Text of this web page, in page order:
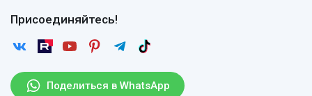
Поделиться в WhatsApp
Присоединяйтесь!
Отзывы
Статьи
Рассылка
Возврат
Пользовательское соглашение
Защита персональных данных